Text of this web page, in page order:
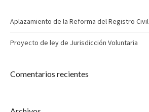
Aplazamiento de la Reforma del Registro Civil
Proyecto de ley de Jurisdicción Voluntaria
Comentarios recientes